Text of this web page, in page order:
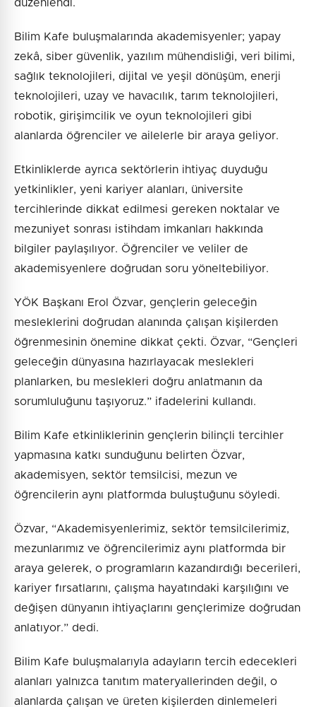
düzenlendi.
Bilim Kafe buluşmalarında akademisyenler; yapay
zekâ, siber güvenlik, yazılım mühendisliği, veri bilimi,
sağlık teknolojileri, dijital ve yeşil dönüşüm, enerji
teknolojileri, uzay ve havacılık, tarım teknolojileri,
robotik, girişimcilik ve oyun teknolojileri gibi
alanlarda öğrenciler ve ailelerle bir araya geliyor.
Etkinliklerde ayrıca sektörlerin ihtiyaç duyduğu
yetkinlikler, yeni kariyer alanları, üniversite
tercihlerinde dikkat edilmesi gereken noktalar ve
mezuniyet sonrası istihdam imkanları hakkında
bilgiler paylaşılıyor. Öğrenciler ve veliler de
akademisyenlere doğrudan soru yöneltebiliyor.
YÖK Başkanı Erol Özvar, gençlerin geleceğin
mesleklerini doğrudan alanında çalışan kişilerden
öğrenmesinin önemine dikkat çekti. Özvar, “Gençleri
geleceğin dünyasına hazırlayacak meslekleri
planlarken, bu meslekleri doğru anlatmanın da
sorumluluğunu taşıyoruz.” ifadelerini kullandı.
Bilim Kafe etkinliklerinin gençlerin bilinçli tercihler
yapmasına katkı sunduğunu belirten Özvar,
akademisyen, sektör temsilcisi, mezun ve
öğrencilerin aynı platformda buluştuğunu söyledi.
Özvar, “Akademisyenlerimiz, sektör temsilcilerimiz,
mezunlarımız ve öğrencilerimiz aynı platformda bir
araya gelerek, o programların kazandırdığı becerileri,
kariyer fırsatlarını, çalışma hayatındaki karşılığını ve
değişen dünyanın ihtiyaçlarını gençlerimize doğrudan
anlatıyor.” dedi.
Bilim Kafe buluşmalarıyla adayların tercih edecekleri
alanları yalnızca tanıtım materyallerinden değil, o
alanlarda çalışan ve üreten kişilerden dinlemeleri